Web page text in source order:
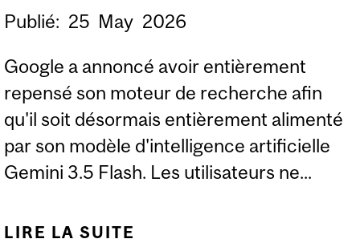
Publié: 25 May 2026
Google a annoncé avoir entièrement
repensé son moteur de recherche afin
qu'il soit désormais entièrement alimenté
par son modèle d'intelligence artificielle
Gemini 3.5 Flash. Les utilisateurs ne...
LIRE LA SUITE